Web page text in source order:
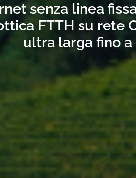
senza linea
FTTH su rete
ultra larga fino a